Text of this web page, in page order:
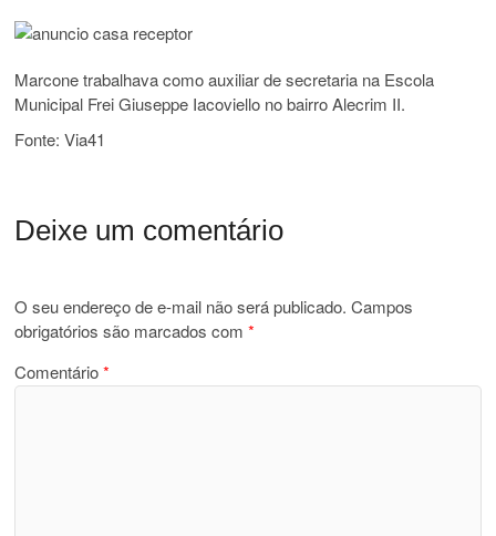
Marcone trabalhava como auxiliar de secretaria na Escola
Municipal Frei Giuseppe Iacoviello no bairro Alecrim II.
Fonte: Via41
Deixe um comentário
O seu endereço de e-mail não será publicado. Campos
obrigatórios são marcados com*
Comentário*